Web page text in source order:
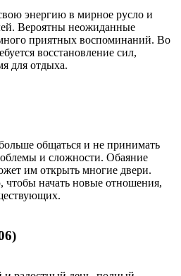
энергию в мирное русло и
Вероятны неожиданные
приятных воспоминаний. Во
восстановление сил,
для отдыха.
общаться и не принимать
и сложности. Обаяние
им открыть многие двери.
чтобы начать новые отношения,